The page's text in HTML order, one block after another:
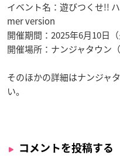
イベント名：遊びつくせ!!
mer version
開催期間：2025年6月10日
開催場所：ナンジャタウン（
そのほかの詳細はナンジャ
い。
コメントを投稿する